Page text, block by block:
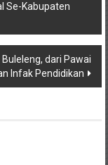
Se-Kabupaten
dari Pawai
Infak Pendidikan